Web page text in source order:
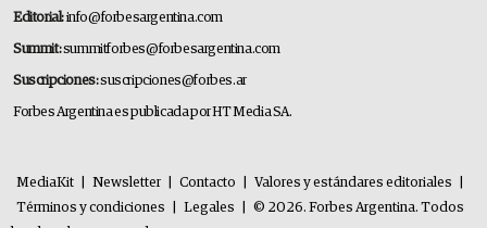
Editorial:info@forbesargentina.com
Summit:summitforbes@forbesargentina.com
Suscripciones:suscripciones@forbes.ar
Forbes Argentina es publicada por HT Media SA.
MediaKit Newsletter Contacto Valores y estándares editoriales
Términos y condiciones
Legales
© 2026. Forbes Argentina. Todos